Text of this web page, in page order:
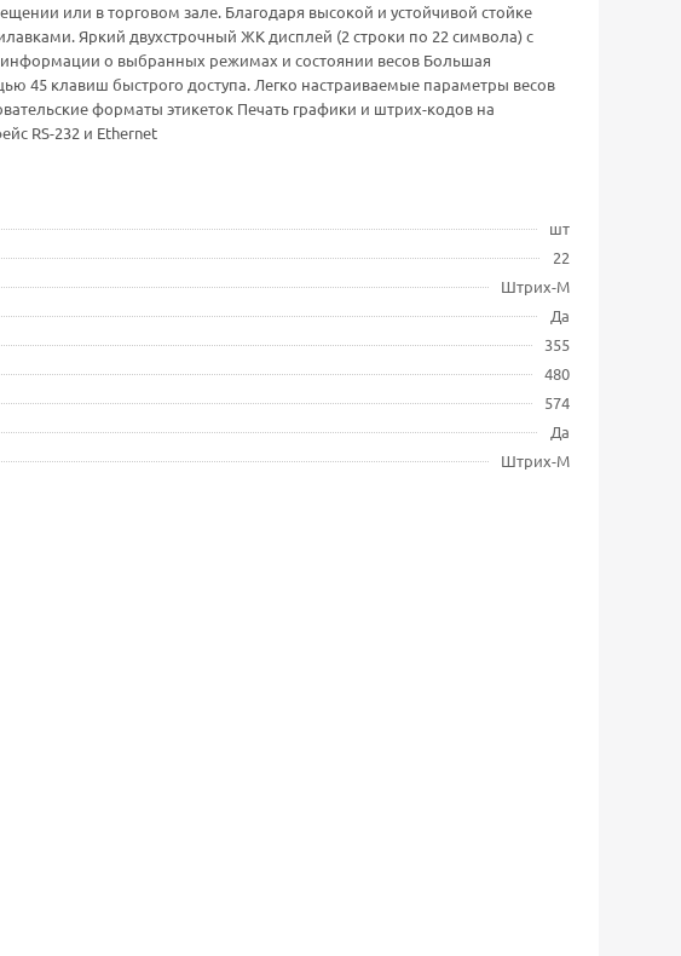
или в торговом зале. Благодаря высокой и устойчивой стойке
Яркий двухстрочный ЖК дисплей (2 строки по 22 символа) с
о выбранных режимах и состоянии весов Большая
45 клавиш быстрого доступа. Легко настраиваемые параметры весов
форматы этикеток Печать графики и штрих-кодов на
RS-232 и Ethernet
шт
22
Штрих-М
Да
355
480
574
Да
Штрих-М